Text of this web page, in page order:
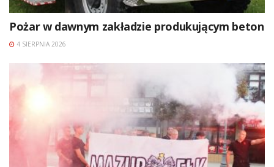
Pożar w dawnym zakładzie produkującym beton
4 SIERPNIA 2026